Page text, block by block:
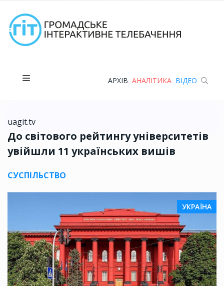
АРХІВ АНАЛІТИКА ВІДЕО
uagit.tv
До світового рейтингу університетів
увійшли 11 українських вишів
СУСПІЛЬСТВО
УКРАЇНА